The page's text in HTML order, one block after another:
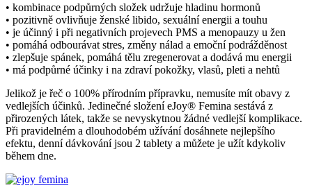
• kombinace podpůrných složek udržuje hladinu hormonů
• pozitivně ovlivňuje ženské libido, sexuální energii a touhu
• je účinný i při negativních projevech PMS a menopauzy u žen
• pomáhá odbourávat stres, změny nálad a emoční podrážděnost
• zlepšuje spánek, pomáhá tělu zregenerovat a dodává mu energii
• má podpůrné účinky i na zdraví pokožky, vlasů, pleti a nehtů
Jelikož je řeč o 100% přírodním přípravku, nemusíte mít obavy z
vedlejších účinků. Jedinečné složení eJoy® Femina sestává z
přirozených látek, takže se nevyskytnou žádné vedlejší komplikace.
Při pravidelném a dlouhodobém užívání dosáhnete nejlepšího
efektu, denní dávkování jsou 2 tablety a můžete je užít kdykoliv
během dne.